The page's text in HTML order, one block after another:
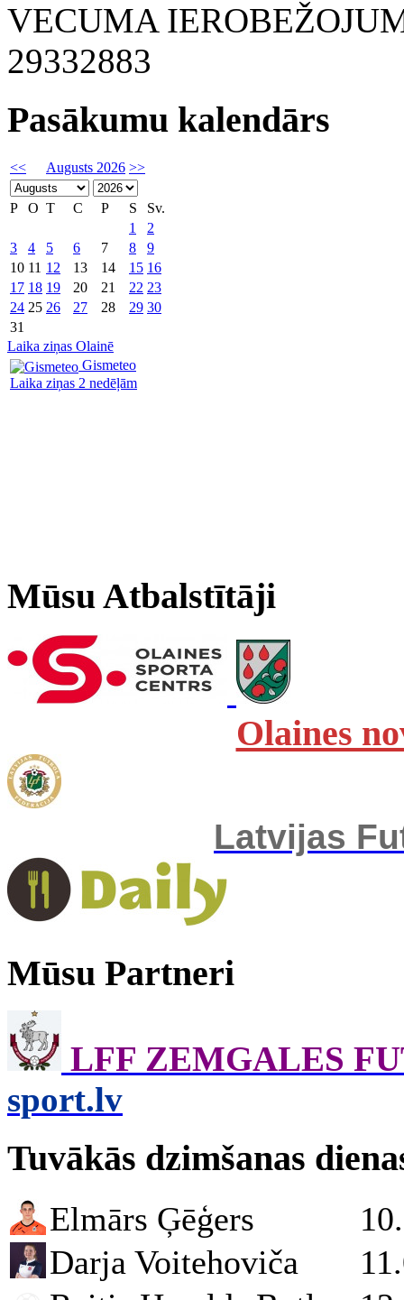
VECUMA
29332883
Pasākumu kalendārs
<< Augusts 2026 >>
P O T C P S
Sv.
1
2
3
4 5 6 7 8
9
10 11 12 13 14 15 16
17 18 19 20 21 22 23
24 25 26 27 28 29 30
31
Laika ziņas Olainē
Gismeteo
Laika ziņas 2 nedēļām
Mūsu Atbalstītāji
Olaines
Latvijas
Mūsu Partneri
LFF ZEMGALES
sport.lv
Tuvākās dzimšanas
Elmārs Ģēģers
Darja Voitehoviča